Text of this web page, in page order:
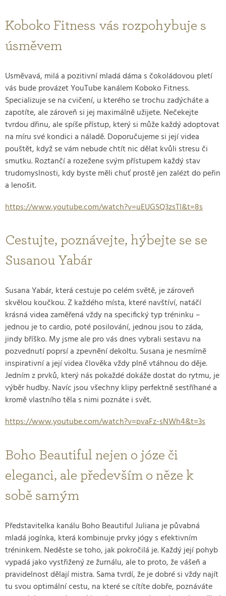
Koboko Fitness vás rozpohybuje s
úsměvem
Usměvavá, milá a pozitivní mladá dáma s čokoládovou pletí
vás bude provázet YouTube kanálem Koboko Fitness.
Specializuje se na cvičení, u kterého se trochu zadýcháte a
zapotíte, ale zároveň si jej maximálně užijete. Nečekejte
tvrdou dřinu, ale spíše přístup, který si může každý adoptovat
na míru své kondici a náladě. Doporučujeme si její videa
pouštět, když se vám nebude chtít nic dělat kvůli stresu či
smutku. Roztančí a rozežene svým přístupem každý stav
trudomyslnosti, kdy byste měli chuť prostě jen zalézt do peřin
a lenošit.
https://www.youtube.com/watch?v=uEUGSQ3zsTI&t=8s
Cestujte, poznávejte, hýbejte se se
Susanou Yabár
Susana Yabár, která cestuje po celém světě, je zároveň
skvělou koučkou. Z každého místa, které navštíví, natáčí
krásná videa zaměřená vždy na specifický typ tréninku –
jednou je to cardio, poté posilování, jednou jsou to záda,
jindy bříško. My jsme ale pro vás dnes vybrali sestavu na
pozvednutí poprsí a zpevnění dekoltu. Susana je nesmírně
inspirativní a její videa člověka vždy plně vtáhnou do děje.
Jedním z prvků, který nás pokaždé dokáže dostat do rytmu, je
výběr hudby. Navíc jsou všechny klipy perfektně sestříhané a
kromě vlastního těla s nimi poznáte i svět.
https://www.youtube.com/watch?v=pvaFz-sNWh4&t=3s
Boho Beautiful nejen o józe či
eleganci, ale především o něze k
sobě samým
Představitelka kanálu Boho Beautiful Juliana je půvabná
mladá jogínka, která kombinuje prvky jógy s efektivním
tréninkem. Neděste se toho, jak pokročilá je. Každý její pohyb
vypadá jako vystřižený ze žurnálu, ale to proto, že vášeň a
pravidelnost dělají mistra. Sama tvrdí, že je dobré si vždy najít
tu svou optimální cestu, na které se cítíte dobře, poznáváte